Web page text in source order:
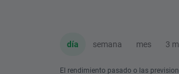
día semana mes 3
El rendimiento pasado o las